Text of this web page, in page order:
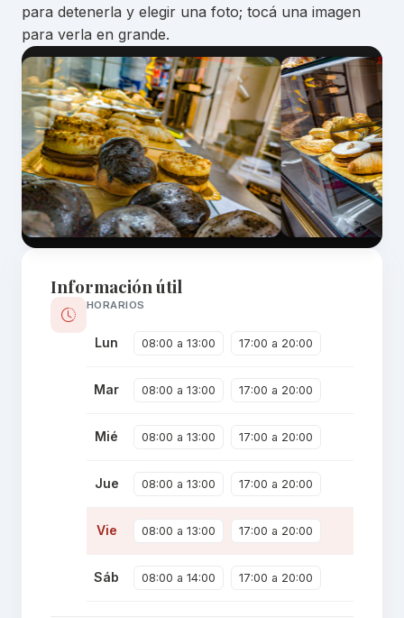
para detenerla y elegir una foto; tocá una imagen
para verla en grande.
Información útil
HORARIOS
Lun 08:00 a 13:00 17:00 a 20:00
Mar 08:00 a 13:00 17:00 a 20:00
Mié 08:00 a 13:00 17:00 a 20:00
Jue 08:00 a 13:00 17:00 a 20:00
Vie 08:00 a 13:00 17:00 a 20:00
Sáb 08:00 a 14:00 17:00 a 20:00